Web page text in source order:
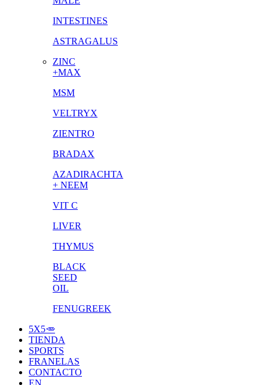
INTESTINES
ASTRAGALUS
ZINC
+MAX
MSM
VELTRYX
ZIENTRO
BRADAX
AZADIRACHTA
+ NEEM
VIT C
LIVER
THYMUS
BLACK
SEED
OIL
FENUGREEK
5X5🥕
TIENDA
SPORTS
FRANELAS
CONTACTO
EN